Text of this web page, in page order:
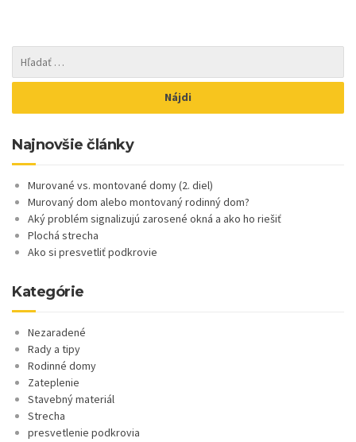
Najnovšie články
Murované vs. montované domy (2. diel)
Murovaný dom alebo montovaný rodinný dom?
Aký problém signalizujú zarosené okná a ako ho riešiť
Plochá strecha
Ako si presvetliť podkrovie
Kategórie
Nezaradené
Rady a tipy
Rodinné domy
Zateplenie
Stavebný materiál
Strecha
presvetlenie podkrovia